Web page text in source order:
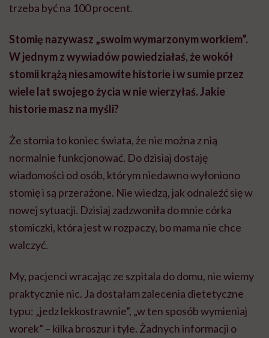
trzeba być na 100 procent.
Stomię nazywasz „swoim wymarzonym workiem”.
W jednym z wywiadów powiedziałaś, że wokół
stomii krążą niesamowite historie i w sumie przez
wiele lat swojego życia w nie wierzyłaś. Jakie
historie masz na myśli?
Że stomia to koniec świata, że nie można z nią
normalnie funkcjonować. Do dzisiaj dostaję
wiadomości od osób, którym niedawno wyłoniono
stomię i są przerażone. Nie wiedzą, jak odnaleźć się w
nowej sytuacji. Dzisiaj zadzwoniła do mnie córka
stomiczki, która jest w rozpaczy, bo mama nie chce
walczyć.
My, pacjenci wracając ze szpitala do domu, nie wiemy
praktycznie nic. Ja dostałam zalecenia dietetyczne
typu: „jedz lekkostrawnie”, „w ten sposób wymieniaj
worek” – kilka broszur i tyle. Żadnych informacji o